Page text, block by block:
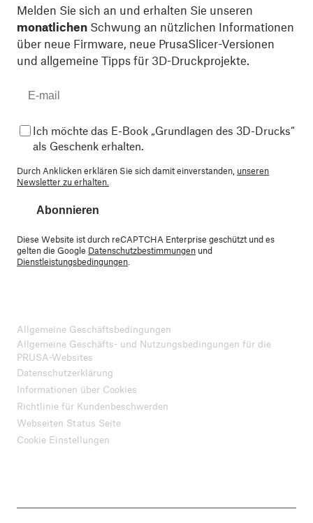
Melden Sie sich an und erhalten Sie unseren
monatlichen Schwung an nützlichen Informationen
über neue Firmware, neue PrusaSlicer-Versionen
und allgemeine Tipps für 3D-Druckprojekte.
Ich möchte das E-Book „Grundlagen des 3D-Drucks“
als Geschenk erhalten.
Durch Anklicken erklären Sie sich damit einverstanden, unseren
Newsletter zu erhalten.
Abonnieren
Diese Website ist durch reCAPTCHA Enterprise geschützt und es
gelten die Google Datenschutzbestimmungen und
Dienstleistungsbedingungen
Allgemeine Geschäftsbedingungen
Allgemeine Geschäfts- und Nutzungsbedingungen für die
PRUSA-Websites
Datenschutzerklärung
Informationen über Cookies
Richtlinie für Kundenbeschwerden
Webseiten Status Seite
Cookie Einstellungen